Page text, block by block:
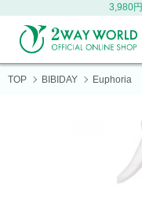
3,980円
TOP BIBIDAY Euphoria